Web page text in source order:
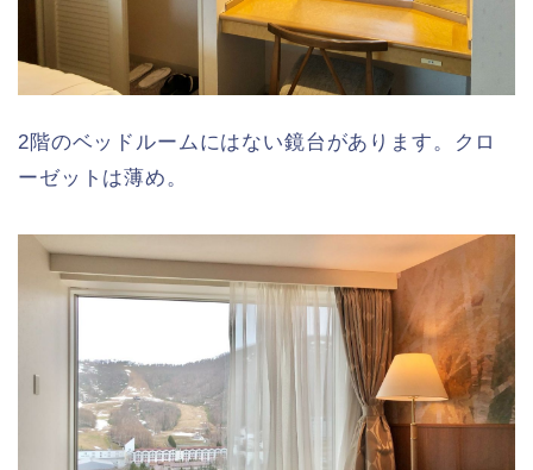
2階のベッドルームにはない鏡台があります。クロ
ーゼットは薄め。